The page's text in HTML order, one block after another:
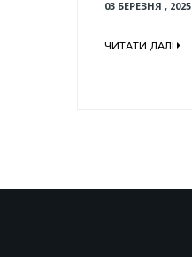
03 БЕРЕЗНЯ , 2025
ЧИТАТИ ДАЛІ